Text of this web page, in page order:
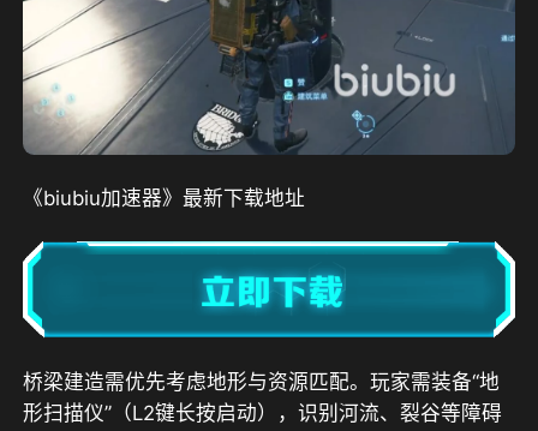
《biubiu加速器》最新下载地址
桥梁建造需优先考虑地形与资源匹配。玩家需装备“地
形扫描仪”（L2键长按启动），识别河流、裂谷等障碍